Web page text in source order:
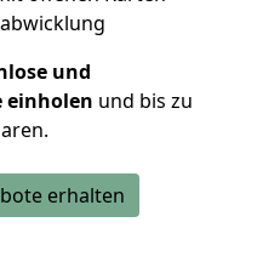
und
einholen und bis zu
erhalten